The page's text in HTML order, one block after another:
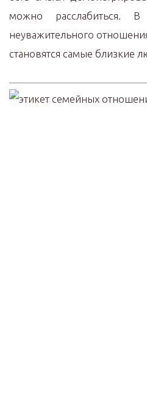
можно расслабиться. В
неуважительного
становятся самые близкие